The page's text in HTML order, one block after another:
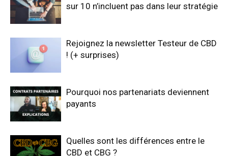
sur 10 n’incluent pas dans leur stratégie
Rejoignez la newsletter Testeur de CBD
! (+ surprises)
Pourquoi nos partenariats deviennent
payants
Quelles sont les différences entre le
CBD et CBG ?